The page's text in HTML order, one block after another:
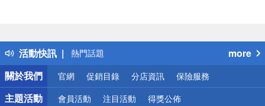
活動快訊
得獎公告
熱門話題
銀行優惠
偏遠地區配送
詐騙網頁！請小心！
more
關於我們
官網 促銷目錄 分店資訊 保險服務
主題活動 會員活動 注目活動 得獎公佈